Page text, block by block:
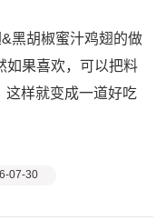
黑胡椒蜜汁鸡翅的做
如果喜欢，可以把料
这样就变成一道好吃
07-30